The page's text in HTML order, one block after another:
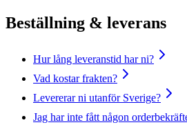
Beställning & leverans
Hur lång leveranstid har ni?
Vad kostar frakten?
Levererar ni utanför Sverige?
Jag har inte fått någon